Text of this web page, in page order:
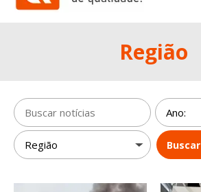
Região
Buscar